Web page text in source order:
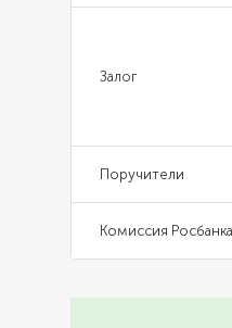
Залог
Поручители
Комиссия